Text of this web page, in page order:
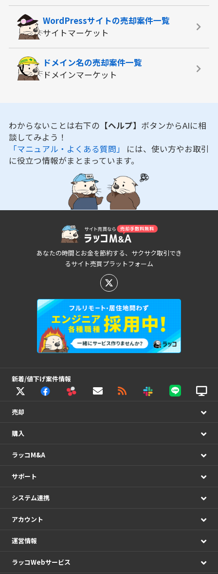
WordPressサイトの売却案件一覧
サイトマーケット
ドメイン名の売却案件一覧
ドメインマーケット
わからないことは右下の 【ヘルプ】 ボタンからAIに相
談してみよう！
「マニュアル・よくある質問」 には、使い方やお取引
に役立つ情報がまとまっています。
あなたの時間とお金を節約する、サクサク取引でき
るサイト売買プラットフォーム
新着/値下げ案件情報
売却
購入
ラッコM&A
サポート
システム連携
アカウント
運営情報
ラッコWebサービス